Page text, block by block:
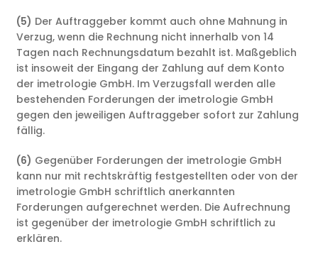
(5) Der Auftraggeber kommt auch ohne Mahnung in
Verzug, wenn die Rechnung nicht innerhalb von 14
Tagen nach Rechnungsdatum bezahlt ist. Maßgeblich
ist insoweit der Eingang der Zahlung auf dem Konto
der imetrologie GmbH. Im Verzugsfall werden alle
bestehenden Forderungen der imetrologie GmbH
gegen den jeweiligen Auftraggeber sofort zur Zahlung
fällig.
(6) Gegenüber Forderungen der imetrologie GmbH
kann nur mit rechtskräftig festgestellten oder von der
imetrologie GmbH schriftlich anerkannten
Forderungen aufgerechnet werden. Die Aufrechnung
ist gegenüber der imetrologie GmbH schriftlich zu
erklären.